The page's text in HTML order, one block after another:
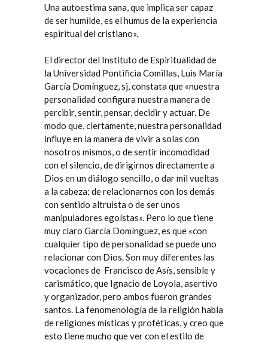
Una autoestima sana, que implica ser capaz
de ser humilde, es el humus de la experiencia
espiritual del cristiano».
El director del Instituto de Espiritualidad de
la Universidad Pontificia Comillas, Luis María
García Domínguez, sj, constata que «nuestra
personalidad configura nuestra manera de
percibir, sentir, pensar, decidir y actuar. De
modo que, ciertamente, nuestra personalidad
influye en la manera de vivir a solas con
nosotros mismos, o de sentir incomodidad
con el silencio, de dirigirnos directamente a
Dios en un diálogo sencillo, o dar mil vueltas
a la cabeza; de relacionarnos con los demás
con sentido altruista o de ser unos
manipuladores egoístas». Pero lo que tiene
muy claro García Domínguez, es que «con
cualquier tipo de personalidad se puede uno
relacionar con Dios. Son muy diferentes las
vocaciones de Francisco de Asís, sensible y
carismático, que Ignacio de Loyola, asertivo
y organizador, pero ambos fueron grandes
santos. La fenomenología de la religión habla
de religiones místicas y proféticas, y creo que
esto tiene mucho que ver con el estilo de